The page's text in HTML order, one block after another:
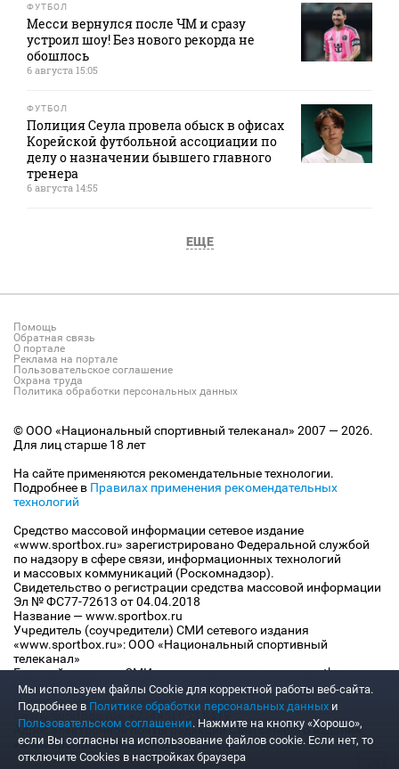
ФУТБОЛ
Месси вернулся после ЧМ и сразу
устроил шоу! Без нового рекорда не
обошлось
6 августа 15:05
ФУТБОЛ
Полиция Сеула провела обыск в офисах
Корейской футбольной ассоциации по
делу о назначении бывшего главного
тренера
6 августа 14:55
ЕЩЕ
Помощь
Обратная связь
О портале
Реклама на портале
Пользовательское соглашение
Охрана труда
Политика обработки персональных данных
© ООО «Национальный спортивный телеканал» 2007 — 2026.
Для лиц старше 18 лет
На сайте применяются рекомендательные технологии.
Подробнее в Правилах применения рекомендательных
технологий
Средство массовой информации сетевое издание
«www.sportbox.ru» зарегистрировано Федеральной службой
по надзору в сфере связи, информационных технологий
и массовых коммуникаций (Роскомнадзор).
Свидетельство о регистрации средства массовой информации
Эл № ФС77-72613 от 04.04.2018
Название — www.sportbox.ru
Учредитель (соучредители) СМИ сетевого издания
«www.sportbox.ru»: ООО «Национальный спортивный
телеканал»
Главный редактор СМИ сетевого издания «www.sportbox.ru»:
Конов В.А.
Номер телефона редакции СМИ сетевого издания
«www.sportbox.ru»: +7 (495) 653 8419
Адрес электронной почты редакции СМИ сетевого издания
«www.sportbox.ru»: editor@sportbox.ru
Мы используем файлы Сookie для корректной работы веб-сайта.
Подробнее в Политике обработки персональных данных и
Пользовательском соглашении. Нажмите на кнопку «Хорошо»,
если Вы согласны на использование файлов cookie. Если нет, то
отключите Cookies в настройках браузера